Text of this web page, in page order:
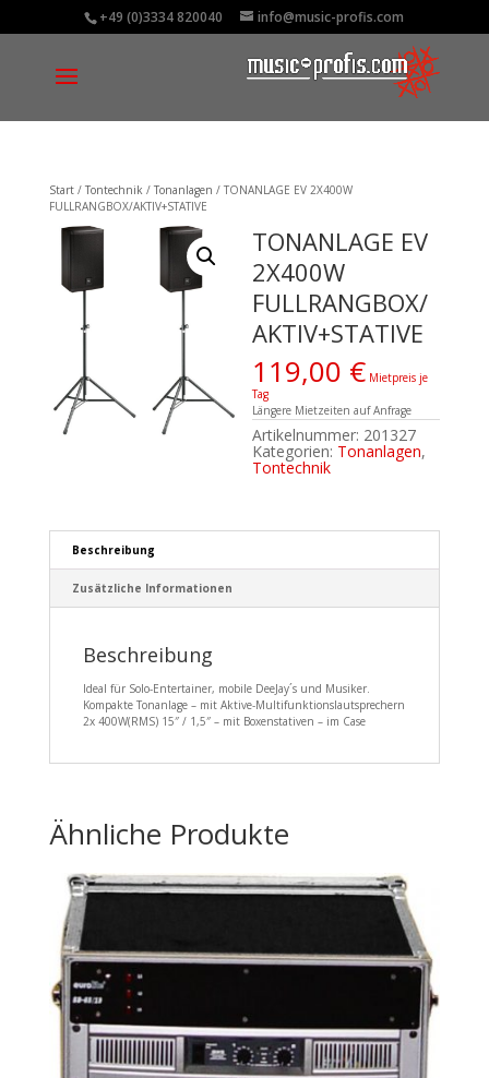
+49 (0)3334 820040 info@music-profis.com
Start/ Tontechnik/ Tonanlagen / TONANLAGE EV 2X400W
FULLRANGBOX/AKTIV+STATIVE
TONANLAGE EV
2X400W
FULLRANGBOX/
AKTIV+STATIVE
119,00 € Mietpreis je
Tag
Längere Mietzeiten auf Anfrage
Artikelnummer: 201327
Kategorien: Tonanlagen,
Tontechnik
Beschreibung
Zusätzliche Informationen
Beschreibung
Ideal für Solo-Entertainer, mobile DeeJay´s und Musiker.
Kompakte Tonanlage – mit Aktive-Multifunktionslautsprechern
2x 400W(RMS) 15″ / 1,5″ – mit Boxenstativen – im Case
Ähnliche Produkte